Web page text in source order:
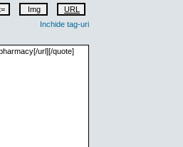
Inchide tag-uri